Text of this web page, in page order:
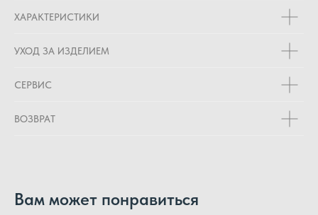
ХАРАКТЕРИСТИКИ
УХОД ЗА ИЗДЕЛИЕМ
СЕРВИС
ВОЗВРАТ
Вам может понравиться